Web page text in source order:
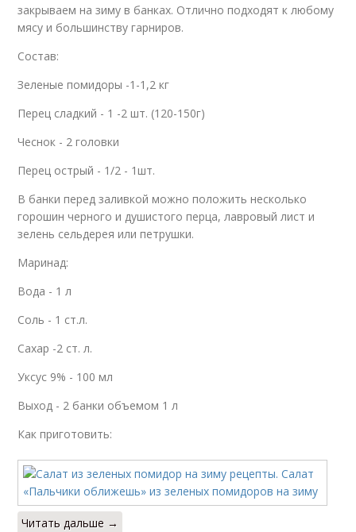
закрываем на зиму в банках. Отлично подходят к любому
мясу и большинству гарниров.
Состав:
Зеленые помидоры -1-1,2 кг
Перец сладкий - 1 -2 шт. (120-150г)
Чеснок - 2 головки
Перец острый - 1/2 - 1шт.
В банки перед заливкой можно положить несколько
горошин черного и душистого перца, лавровый лист и
зелень сельдерея или петрушки.
Маринад:
Вода - 1 л
Соль - 1 ст.л.
Сахар -2 ст. л.
Уксус 9% - 100 мл
Выход - 2 банки объемом 1 л
Как приготовить:
Читать дальше →